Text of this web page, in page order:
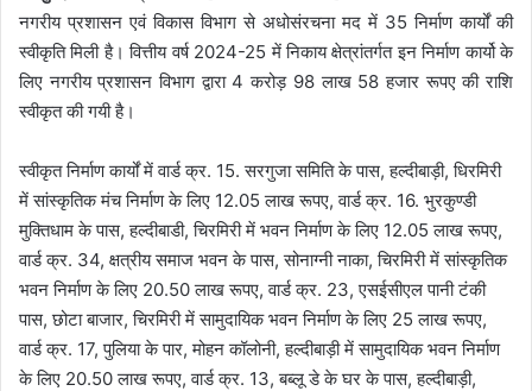
नगरीय प्रशासन एवं विकास विभाग से अधोसंरचना मद में 35 निर्माण कार्यों की
स्वीकृति मिली है। वित्तीय वर्ष 2024-25 में निकाय क्षेत्रांतर्गत इन निर्माण कार्यो के
लिए नगरीय प्रशासन विभाग द्वारा 4 करोड़ 98 लाख 58 हजार रूपए की राशि
स्वीकृत की गयी है।
स्वीकृत निर्माण कार्यों में वार्ड क्र. 15. सरगुजा समिति के पास, हल्दीबाड़ी, धिरमिरी
में सांस्कृतिक मंच निर्माण के लिए 12.05 लाख रूपए, वार्ड क्र. 16. भुरकुण्डी
मुक्तिधाम के पास, हल्दीबाडी, चिरमिरी में भवन निर्माण के लिए 12.05 लाख रूपए,
वार्ड क्र. 34, क्षत्रीय समाज भवन के पास, सोनाग्नी नाका, चिरमिरी में सांस्कृतिक
भवन निर्माण के लिए 20.50 लाख रूपए, वार्ड क्र. 23, एसईसीएल पानी टंकी
पास, छोटा बाजार, चिरमिरी में सामुदायिक भवन निर्माण के लिए 25 लाख रूपए,
वार्ड क्र. 17, पुलिया के पार, मोहन कॉलोनी, हल्दीबाड़ी में सामुदायिक भवन निर्माण
के लिए 20.50 लाख रूपए, वार्ड क्र. 13, बब्लू डे के घर के पास, हल्दीबाड़ी,